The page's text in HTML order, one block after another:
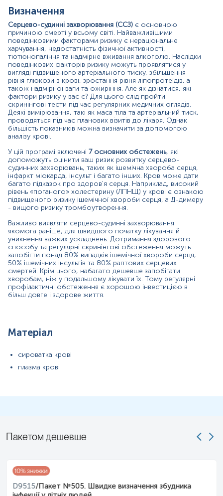
Матеріал
сироватка крові
плазма крові
Синоніми
Серце і судини, Серце та судини,
*Одиниці вимірювання, референтні значення та діапазон
вимірювань можуть змінюватися у відповідності до зміни
тест-систем.
В день дослідження допускається вживання невеликої
кількості води.
Для грудних дітей перед здачею крові витримати
максимально можливу паузу між годуваннями.
Дітей до 5 років перед здачею крові бажано поїти
чистою негазованою водою (порціями до 150-200 мл
протягом 30 хв).
Застереження!
Визначення
Серцево-судинні захворювання (ССЗ) є основною
причиною смерті у всьому світі. Найважливішими
поведінковими факторами ризику є нераціональне
харчування, недостатність фізичної активності,
тютюнопаління та надмірне вживання алкоголю. Наслідки
поведінкових факторів ризику можуть проявлятися у
вигляді підвищеного артеріального тиску, збільшення
рівня глюкози в крові, зростання рівня ліпопротеїдів, а
також надмірної ваги та ожиріння. Але як дізнатися, які
фактори ризику у вас є? Для цього слід пройти
скринінгові тести під час регулярних медичних оглядів.
Деякі вимірювання, такі як маса тіла та артеріальний тиск,
проводяться під час планових візитів до лікаря. Однак
більшість показників можна визначити за допомогою
аналізу крові.
У цій програмі включені 7 основних обстежень, які
допоможуть оцінити ваш ризик розвитку серцево-
судинних захворювань, таких як ішемічна хвороба серця,
інфаркт міокарда, інсульт і багато інших. Кров може дати
багато підказок про здоров'я серця. Наприклад, високий
рівень «поганого» холестерину (ЛПНЩ) у крові є ознакою
підвищеного ризику ішемічної хвороби серця, а Д-димеру
- вищого ризику тромбоутворення.
Важливо виявляти серцево-судинні захворювання
якомога раніше, для швидшого початку лікування й
уникнення важких ускладнень. Дотримання здорового
способу та регулярні скринінгові обстеження можуть
запобігти понад 80% випадків ішемічної хвороби серця,
50% ішемічних інсультів та 80% раптових серцевих
смертей. Крім цього, набагато дешевше запобігати
хворобам, ніж у подальшому лікувати їх. Тому регулярні
профілактичні обстеження є хорошою інвестицією в
більш довге і здорове життя.
Матеріал
сироватка крові
плазма крові
Пакетом дешевше
10% знижки
D9515/Пакет №505. Швидке визначення збудника